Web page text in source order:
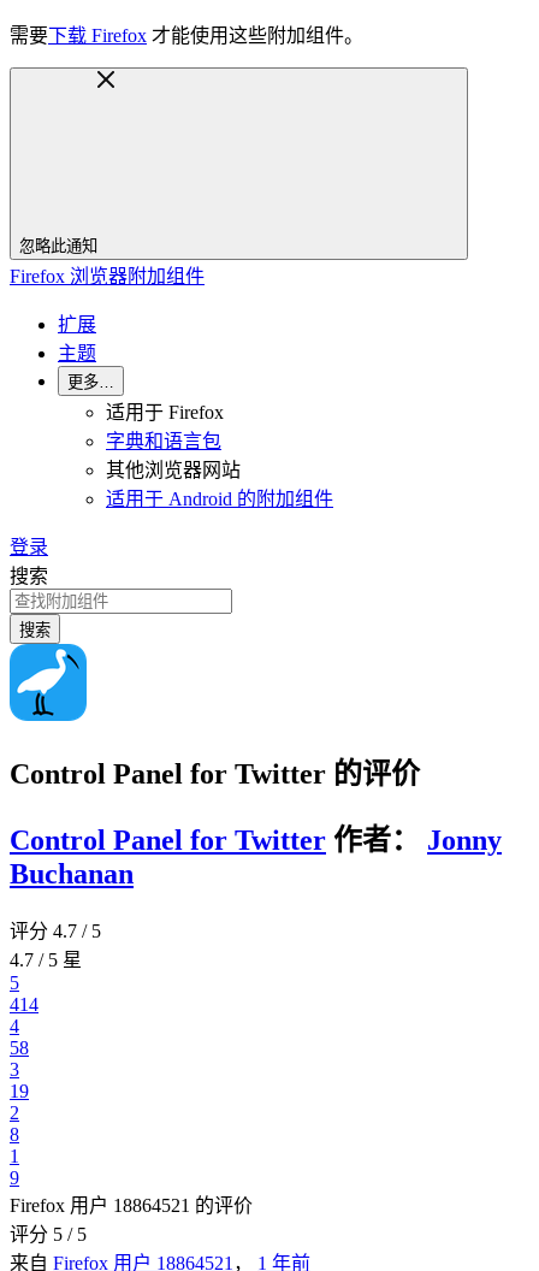
需要下载 Firefox 才能使用这些附加组件。
忽略此通知
Firefox 浏览器附加组件
扩展
主题
更多…
适用于 Firefox
字典和语言包
其他浏览器网站
适用于 Android 的附加组件
登录
搜索
搜索
Control Panel for Twitter 的评价
Control Panel for Twitter 作者：
Jonny
Buchanan
评分 4.7 / 5
4.7 / 5 星
5
414
4
58
3
19
2
8
1
9
Firefox 用户 18864521 的评价
评分 5 / 5
来自 Firefox 用户 18864521 ， 1 年前